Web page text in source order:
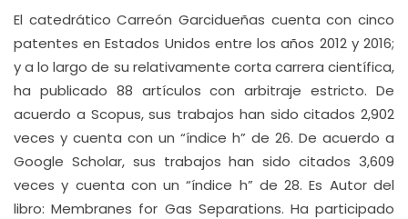
El catedrático Carreón Garcidueñas cuenta con cinco
patentes en Estados Unidos entre los años 2012 y 2016;
y a lo largo de su relativamente corta carrera científica,
ha publicado 88 artículos con arbitraje estricto. De
acuerdo a Scopus, sus trabajos han sido citados 2,902
veces y cuenta con un “índice h” de 26. De acuerdo a
Google Scholar, sus trabajos han sido citados 3,609
veces y cuenta con un “índice h” de 28. Es Autor del
libro: Membranes for Gas Separations. Ha participado